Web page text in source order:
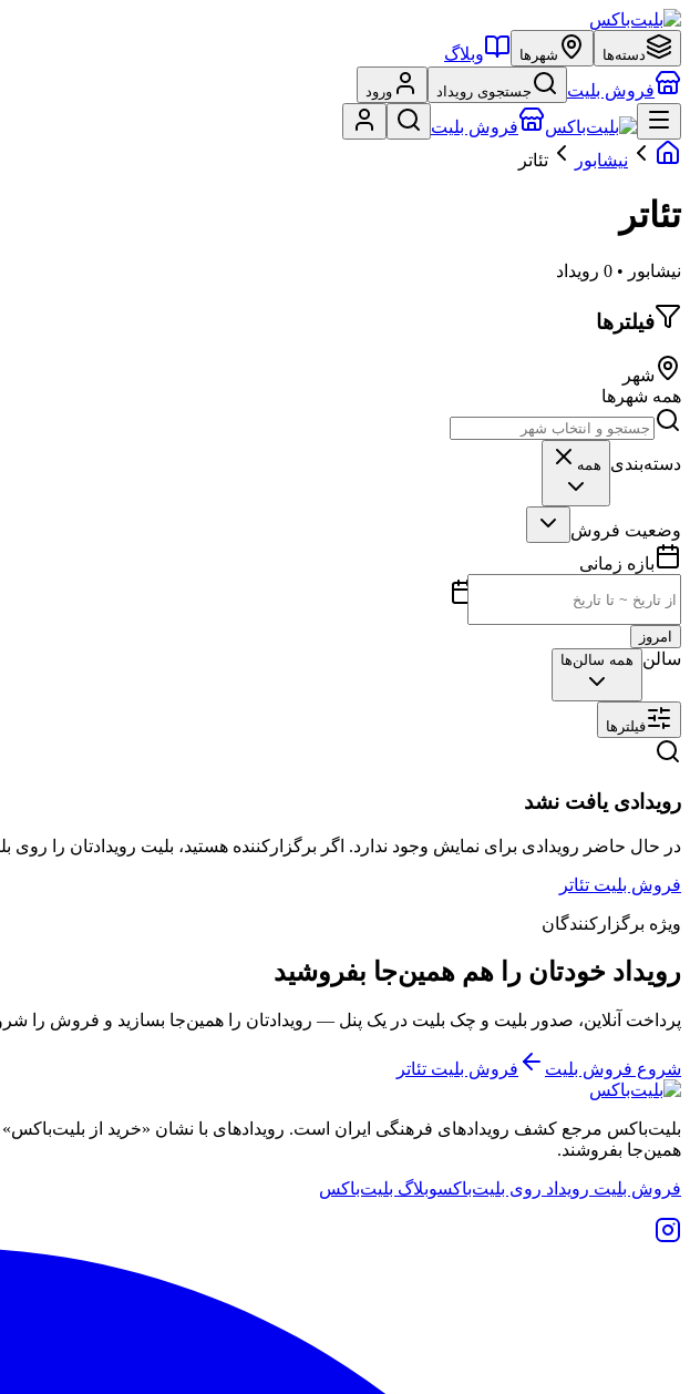
دسته‌ها شهرها
وبلاگ
فروش بلیت
جستجوی رویداد ورود
فروش بلیت
نیشابور
تئاتر
تئاتر
نیشابور • 0 رویداد
فیلترها
شهر
همه شهرها
دسته‌بندی همه
وضعیت فروش
بازه زمانی
امروز
سالن همه سالن‌ها
فیلترها
رویدادی یافت نشد
در حال حاضر رویدادی برای نمایش وجود ندارد. اگر برگزارکننده هستید، بلیت رویدادتان را روی
فروش بلیت تئاتر
ویژه برگزارکنندگان
رویداد خودتان را هم همین‌جا بفروشید
پرداخت آنلاین، صدور بلیت و چک بلیت در یک پنل — رویدادتان را همین‌جا بسازید و فروش را
شروع فروش بلیت فروش بلیت تئاتر
بلیت‌باکس مرجع کشف رویدادهای فرهنگی ایران است. رویدادهای با نشان «خرید از بلیت‌باکس»
همین‌جا بفروشند.
فروش بلیت رویداد روی بلیت‌باکسوبلاگ بلیت‌باکس